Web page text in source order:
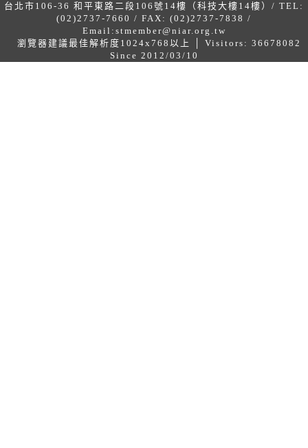
台北市106-36 和平東路二段106號14樓（科技大樓14樓）/ TEL:
(02)2737-7660 / FAX: (02)2737-7838 /
Email: stmember@niar.org.tw
瀏覽器建議最佳解析度1024x768以上 │ Visitors: 36678082
Since 2012/03/10